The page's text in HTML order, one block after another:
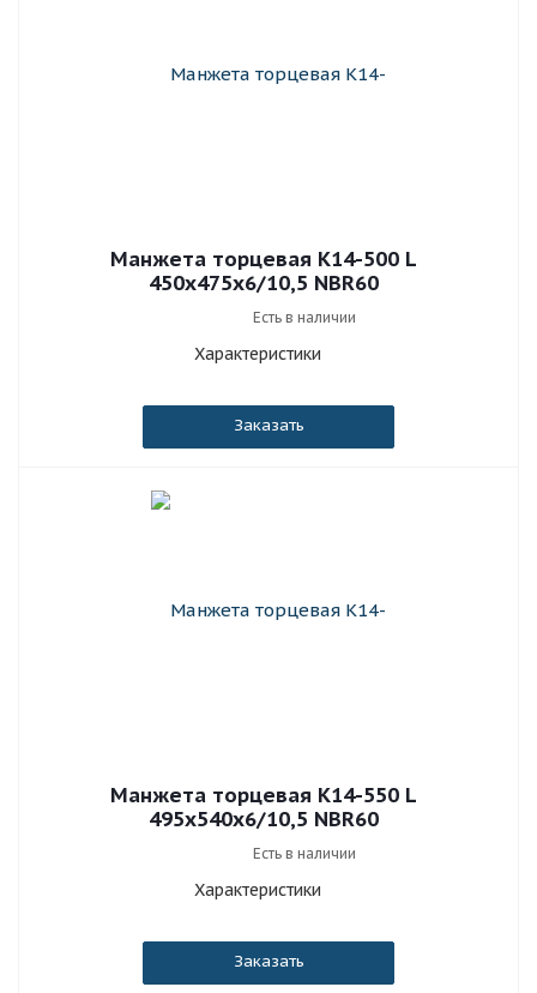
Манжета торцевая К14-500 L
450x475x6/10,5 NBR60
Есть в наличии
Характеристики
Заказать
Манжета торцевая К14-550 L
495x540x6/10,5 NBR60
Есть в наличии
Характеристики
Заказать